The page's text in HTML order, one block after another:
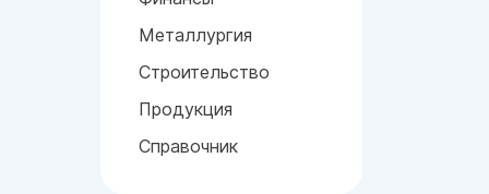
Металлургия
Строительство
Продукция
Справочник